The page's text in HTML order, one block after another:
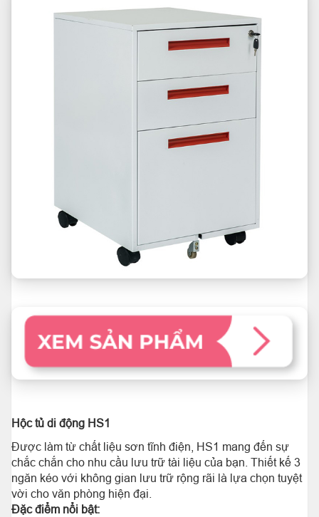
Hộc tủ di động HS1
Được làm từ chất liệu sơn tĩnh điện, HS1 mang đến sự
chắc chắn cho nhu cầu lưu trữ tài liệu của bạn. Thiết kế 3
ngăn kéo với không gian lưu trữ rộng rãi là lựa chọn tuyệt
vời cho văn phòng hiện đại.
Đặc điểm nổi bật: